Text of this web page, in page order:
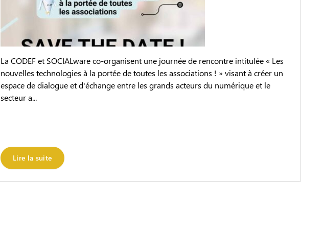
La CODEF et SOCIALware co-organisent une journée de rencontre intitulée « Les
nouvelles technologies à la portée de toutes les associations ! » visant à créer un
espace de dialogue et d'échange entre les grands acteurs du numérique et le
secteur a...
Lire la suite